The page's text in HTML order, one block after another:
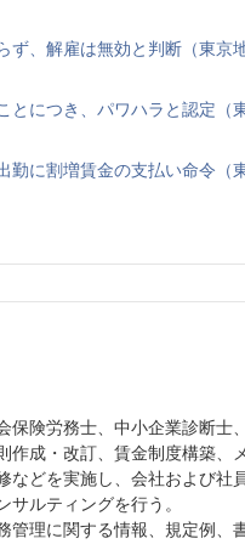
、解雇は無効と判断（東京
とにつき、パワハラと認定（
に割増賃金の支払い命令（
保険労務士、中小企業診断士
作成・改訂、賃金制度構築、
などを実施し、会社および社
ルティングを行う。
管理に関する情報、規定例、